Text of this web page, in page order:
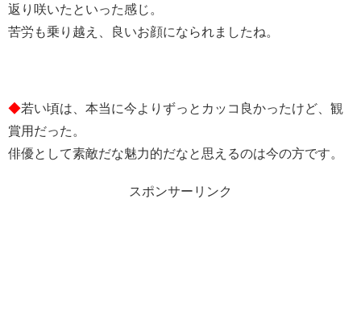
返り咲いたといった感じ。
苦労も乗り越え、良いお顔になられましたね。
◆若い頃は、本当に今よりずっとカッコ良かったけど、観
賞用だった。
俳優として素敵だな魅力的だなと思えるのは今の方です。
スポンサーリンク